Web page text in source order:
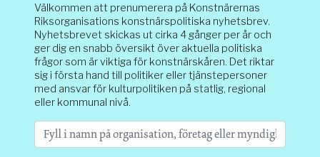
Välkommen att prenumerera på Konstnärernas
Riksorganisations konstnärspolitiska nyhetsbrev.
Nyhetsbrevet skickas ut cirka 4 gånger per år och
ger dig en snabb översikt över aktuella politiska
frågor som är viktiga för konstnärskåren. Det riktar
sig i första hand till politiker eller tjänstepersoner
med ansvar för kulturpolitiken på statlig, regional
eller kommunal nivå.